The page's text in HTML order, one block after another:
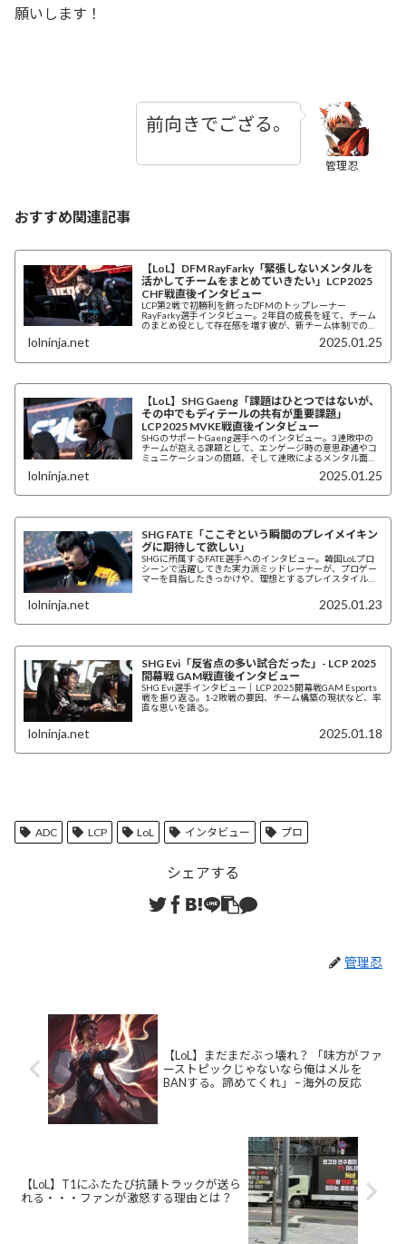
願いします！
管理忍
前向きでござる。
おすすめ関連記事
【LoL】DFM RayFarky「緊張しないメンタルを
活かしてチームをまとめていきたい」LCP2025
CHF戦直後インタビュー
LCP第2戦で初勝利を飾ったDFMのトップレーナー
RayFarky選手インタビュー。2年目の成長を経て、チーム
のまとめ役として存在感を増す彼が、新チーム体制での手
る。「俺さえいれば勝てるぜ！」果たしてあのチャンピオ
lolninja.net 2025.01.25
【LoL】SHG Gaeng「課題はひとつではないが、
その中でもディテールの共有が重要課題」
LCP2025 MVKE戦直後インタビュー
SHGのサポートGaeng選手へのインタビュー。3連敗中の
チームが抱える課題として、エンゲージ時の意思疎通やコ
ミュニケーションの問題、そして連敗によるメンタル面へ
lolninja.net 2025.01.25
SHG FATE「ここぞという瞬間のプレイメイキン
グに期待して欲しい」
SHGに所属するFATE選手へのインタビュー。韓国LoLプロ
シーンで活躍してきた実力派ミッドレーナーが、プロゲー
マーを目指したきっかけや、理想とするプレイスタイルに
lolninja.net 2025.01.23
SHG Evi「反省点の多い試合だった」- LCP 2025
開幕戦 GAM戦直後インタビュー
SHG Evi選手インタビュー｜LCP 2025開幕戦GAM Esports
戦を振り返る。1-2敗戦の要因、チーム構築の現状など、率
直な思いを語る。
lolninja.net 2025.01.18
ADC LCP LoL インタビュー プロ
シェアする
管理忍
【LoL】まだまだぶっ壊れ？ 「味方がファ
ーストピックじゃないなら俺はメルを
BANする。諦めてくれ」 – 海外の反応
【LoL】T1にふたたび抗議トラックが送ら
れる・・・ファンが激怒する理由とは？